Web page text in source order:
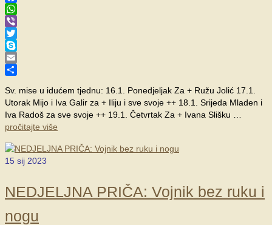
Facebook
WhatsApp
Viber
Twitter
Skype
Email
Sv. mise u idućem tjednu: 16.1. Ponedjeljak Za + Ružu Jolić 17.1.
Utorak Mijo i Iva Galir za + Iliju i sve svoje ++ 18.1. Srijeda Mladen i
Iva Radoš za sve svoje ++ 19.1. Četvrtak Za + Ivana Slišku …
pročitajte više
15 sij 2023
NEDJELJNA PRIČA: Vojnik bez ruku i
nogu